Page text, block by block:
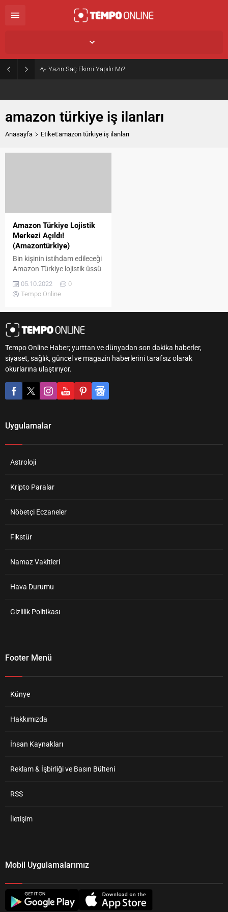
Yazın Saç Ekimi Yapılır Mı?
amazon türkiye iş ilanları
Anasayfa Etiket:amazon türkiye iş ilanları
Amazon Türkiye Lojistik
Merkezi Açıldı!
(Amazontürkiye)
Bin kişinin istihdam edileceği
Amazon Türkiye lojistik üssü
Amazon, Türkiye’de ilk lojistik
üssünü açtığını duyurdu.
fazla kişiye istihdam
sağlayacağı da açıklandı.
1994’te Jeff Bezos
tarafından kurulan Amazon,
Eylül 2018’de Türkiye
pazarına giriş yapmıştı. O
tarihten bu yana...
05.10.2022
0
Tempo Online
Tempo Online Haber; yurttan ve dünyadan son dakika haberler,
siyaset, sağlık, güncel ve magazin haberlerini tarafsız olarak
okurlarına ulaştırıyor.
Uygulamalar
Astroloji
Kripto Paralar
Nöbetçi Eczaneler
Fikstür
Namaz Vakitleri
Hava Durumu
Gizlilik Politikası
Footer Menü
Künye
Hakkımızda
İnsan Kaynakları
Reklam & İşbirliği ve Basın Bülteni
RSS
İletişim
Mobil Uygulamalarımız